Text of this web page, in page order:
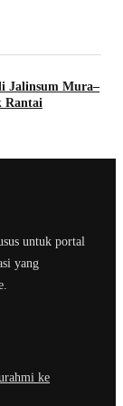
Jalinsum Mura–
Rantai
untuk portal
yang
ke